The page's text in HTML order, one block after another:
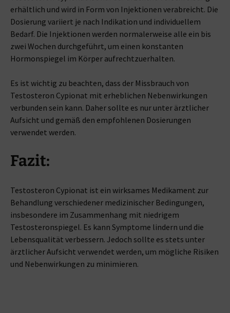
erhältlich und wird in Form von Injektionen verabreicht. Die
Dosierung variiert je nach Indikation und individuellem
Bedarf. Die Injektionen werden normalerweise alle ein bis
zwei Wochen durchgeführt, um einen konstanten
Hormonspiegel im Körper aufrechtzuerhalten.
Es ist wichtig zu beachten, dass der Missbrauch von
Testosteron Cypionat mit erheblichen Nebenwirkungen
verbunden sein kann. Daher sollte es nur unter ärztlicher
Aufsicht und gemäß den empfohlenen Dosierungen
verwendet werden.
Fazit:
Testosteron Cypionat ist ein wirksames Medikament zur
Behandlung verschiedener medizinischer Bedingungen,
insbesondere im Zusammenhang mit niedrigem
Testosteronspiegel. Es kann Symptome lindern und die
Lebensqualität verbessern. Jedoch sollte es stets unter
ärztlicher Aufsicht verwendet werden, um mögliche Risiken
und Nebenwirkungen zu minimieren.